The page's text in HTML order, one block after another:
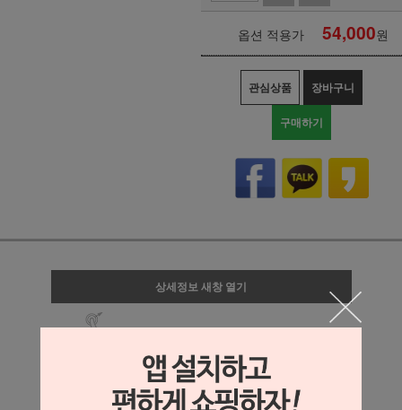
옵션 적용가 54,000원
관심상품 장바구니
구매하기
상세정보 새창 열기